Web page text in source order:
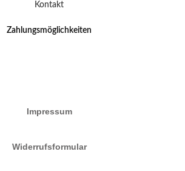
Kontakt
Zahlungsmöglichkeiten
Impressum
Widerrufsformular